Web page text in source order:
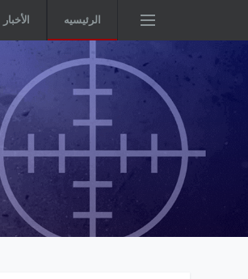
الرئيسيه الأخبار